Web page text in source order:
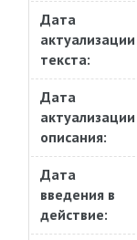
Дата
актуализации
текста:
Дата
актуализации
описания:
Дата
введения в
действие: